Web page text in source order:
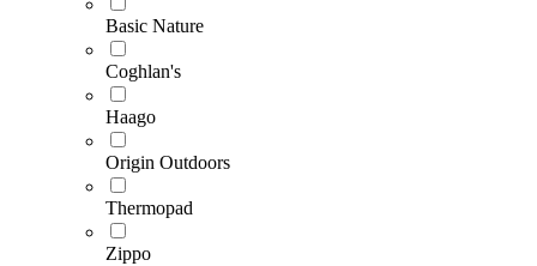
Basic Nature
Coghlan's
Haago
Origin Outdoors
Thermopad
Zippo